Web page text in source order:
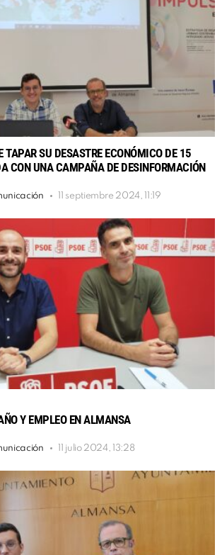
TAPAR SU DESASTRE ECONÓMICO DE 15
CON UNA CAMPAÑA DE DESINFORMACIÓN
11 septiembre 2024, 11:19
Y EMPLEO EN ALMANSA
11 julio 2024, 13:28